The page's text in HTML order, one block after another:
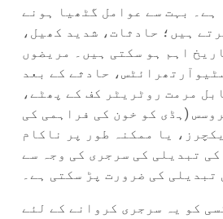
ہے۔ بہت سے عوامل گٹھیا ہونے
ہیں؛ حادثات، شدید کھیل،
اہم ہو سکتی ہیں۔ مریضوں
حادثے کے بعد
مرمت روٹریٹر کف کے پھٹے،
(ہڈی کو خون کی فراہمی کی
یا ممکنہ طور پر ناکام
تبدیلی کی سرجری کی وجہ سے
تبدیلی کی ضرورت پڑ سکتی ہے۔
کو یہ سرجری کروانے کے لئے